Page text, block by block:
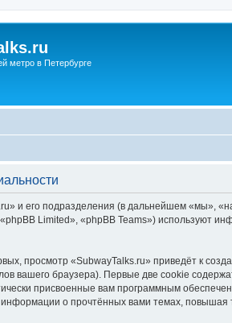
метро в Петербурге
и его подразделения (в дальнейшем «мы»,
Limited», «phpBB Teams») используют
просмотр «SubwayTalks.ru» приведёт к
вашего браузера). Первые две cookie
присвоенные вам программным
информации о прочтённых вами темах,